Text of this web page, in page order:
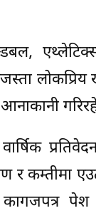
कम्तीमा
कागजपत्र पेश